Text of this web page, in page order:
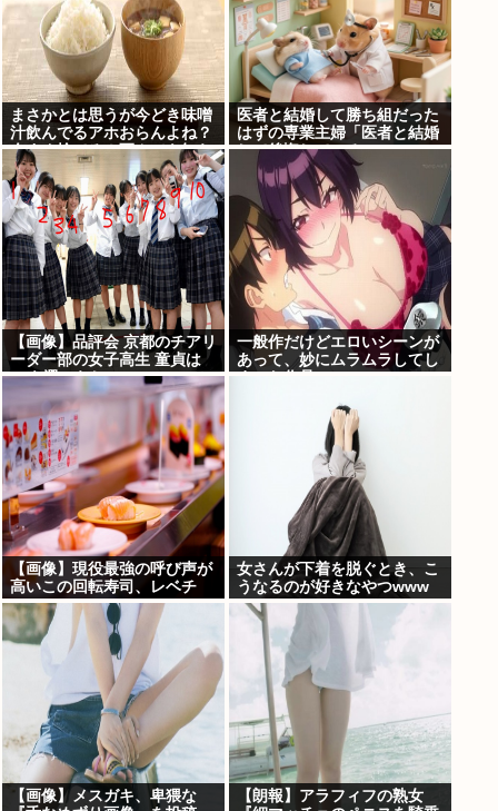
まさかとは思うが今どき味噌
汁飲んでるアホおらんよね？
今すぐ捨てろ！死んでも知ら
んぞ！⚰
医者と結婚して勝ち組だった
はずの専業主婦「医者と結婚
して後悔している」
【画像】品評会 京都のチアリ
ーダー部の女子高生 童貞は
10を選ぶらしい
一般作だけどエロいシーンが
あって、妙にムラムラしてし
まった作品
【画像】現役最強の呼び声が
高いこの回転寿司、レベチ
www
女さんが下着を脱ぐとき、こ
うなるのが好きなやつwww
【画像】メスガキ、卑猥な
【朗報】アラフィフの熟女